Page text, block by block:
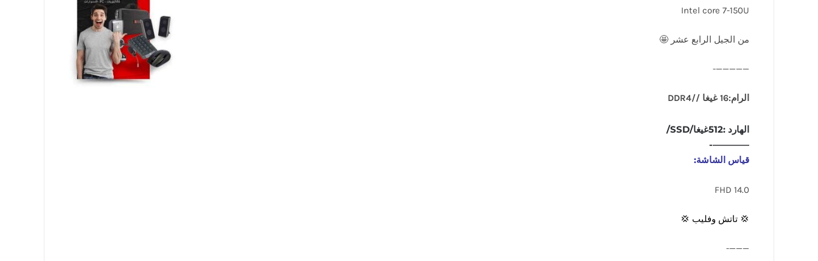
Intel core 7-150U
من الجيل الرابع عشر 🤩
—————-
الرام:16 غيغا //DDR4
الهارد :512غيغا/SSD/
————-
قياس الشاشة:
14.0 FHD
💢 تاتش وفليب 💢
———-